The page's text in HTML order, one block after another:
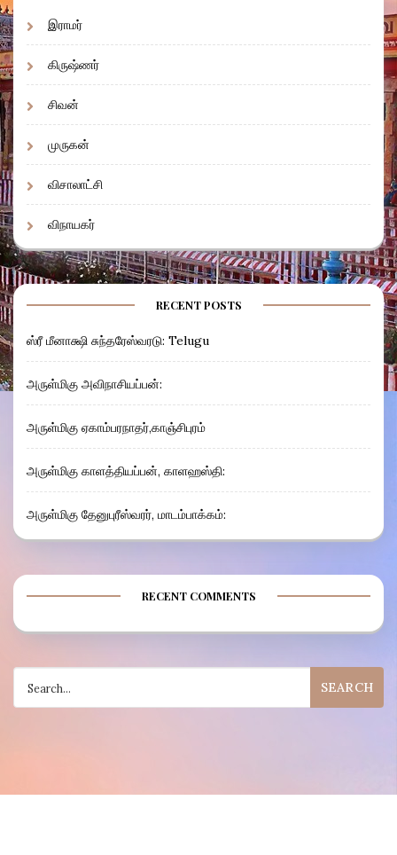
இராமர்
கிருஷ்ணர்
சிவன்
முருகன்
விசாலாட்சி
விநாயகர்
RECENT POSTS
ஸ்ரீ மீனாக்ஷி சுந்தரேஸ்வரடு: Telugu
அருள்மிகு அவிநாசியப்பன்:
அருள்மிகு ஏகாம்பரநாதர்,காஞ்சிபுரம்
அருள்மிகு காளத்தியப்பன், காளஹஸ்தி:
அருள்மிகு தேனுபுரீஸ்வரர், மாடம்பாக்கம்:
RECENT COMMENTS
for: